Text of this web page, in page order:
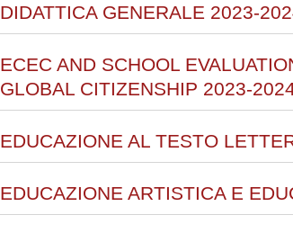
DIDATTICA GENERALE 2023-
ECEC AND SCHOOL
GLOBAL CITIZENSHIP 2023-
EDUCAZIONE AL TESTO
EDUCAZIONE ARTISTICA E